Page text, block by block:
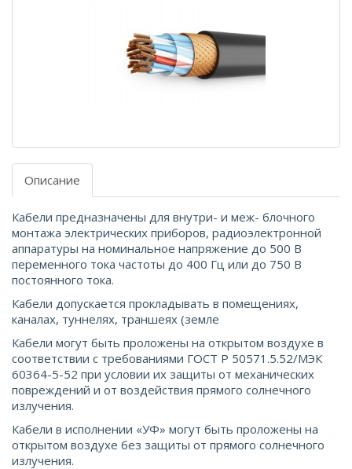
Описание
Кабели предназначены для внутри- и меж- блочного
монтажа электрических приборов, радиоэлектронной
аппаратуры на номинальное напряжение до 500 В
переменного тока частоты до 400 Гц или до 750 В
постоянного тока.
Кабели допускается прокладывать в помещениях,
каналах, туннелях, траншеях (земле
Кабели могут быть проложены на открытом воздухе в
соответствии с требованиями ГОСТ Р 50571.5.52/МЭК
60364-5-52 при условии их защиты от механических
повреждений и от воздействия прямого солнечного
излучения.
Кабели в исполнении «УФ» могут быть проложены на
открытом воздухе без защиты от прямого солнечного
излучения.